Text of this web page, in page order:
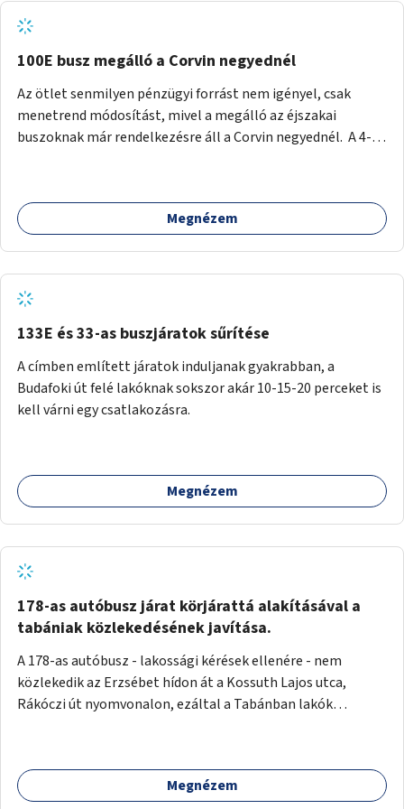
tud állni a megállóba. A környéken a tömegközlekedés
csúcsidőben már most is fullos, a Bosnyák téri beruházások
befejeztével hatványozódni fog az utazási igény.
100E busz megálló a Corvin negyednél
Az ötlet senmilyen pénzügyi forrást nem igényel, csak
menetrend módosítást, mivel a megálló az éjszakai
buszoknak már rendelkezésre áll a Corvin negyednél. A 4-es
ha a 100E reptéri busz a Corvin negyed metrómegállónál is
megállna - főleg éjjel, amikor a metró nem jár, és a 200E
nem hosszabbítaná meg sokkal, a 4-6 vonalán lakóknak
viszont a Kálvin tér-Corvin negyed utat megspórolva 10-15
perccel rövidítheti az utazási idejét.
Megnézem
133E és 33-as buszjáratok sűrítése
A címben említett járatok induljanak gyakrabban, a
Budafoki út felé lakóknak sokszor akár 10-15-20 perceket is
kell várni egy csatlakozásra.
Megnézem
178-as autóbusz járat körjárattá alakításával a
tabániak közlekedésének javítása.
A 178-as autóbusz - lakossági kérések ellenére - nem
közlekedik az Erzsébet hídon át a Kossuth Lajos utca,
Rákóczi út nyomvonalon, ezáltal a Tabánban lakók
járattal feljutni a Naphegyre, ahol iskola és óvoda is van a
körzetben élők számára. Megoldás lenne, ha a 178-as
Megnézem